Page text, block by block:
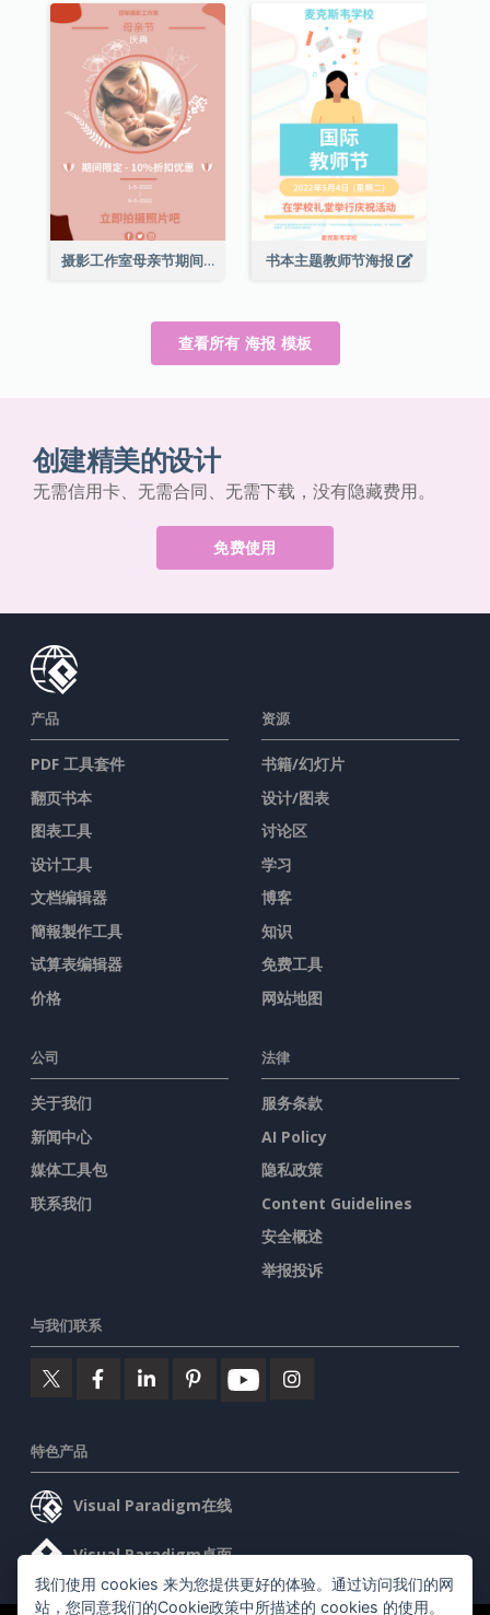
摄影工作室母亲节期间限定优惠宣传海报 书本主题教师节海报
查看所有 海报 模板
创建精美的设计
无需信用卡、无需合同、无需下载，没有隐藏费用。
免费使用
产品
PDF 工具套件
翻页书本
图表工具
设计工具
文档编辑器
簡報製作工具
试算表编辑器
价格
资源
书籍/幻灯片
设计/图表
讨论区
学习
博客
知识
免费工具
网站地图
公司
关于我们
新闻中心
媒体工具包
联系我们
法律
服务条款
AI Policy
隐私政策
Content Guidelines
安全概述
举报投诉
与我们联系
特色产品
Visual Paradigm在线
Visual Paradigm桌面
我们使用 cookies 来为您提供更好的体验。通过访问我们的网
站，您同意我们的Cookie政策中所描述的 cookies 的使用。